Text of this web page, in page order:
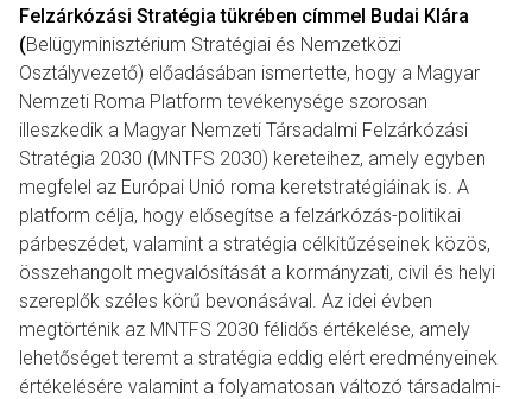
Felzárkózási Stratégia tükrében címmel Budai Klára
(Belügyminisztérium Stratégiai és Nemzetközi
Osztályvezető) előadásában ismertette, hogy a Magyar
Nemzeti Roma Platform tevékenysége szorosan
illeszkedik a Magyar Nemzeti Társadalmi Felzárkózási
Stratégia 2030 (MNTFS 2030) kereteihez, amely egyben
megfelel az Európai Unió roma keretstratégiáinak is. A
platform célja, hogy elősegítse a felzárkózás-politikai
párbeszédet, valamint a stratégia célkitűzéseinek közös,
összehangolt megvalósítását a kormányzati, civil és helyi
szereplők széles körű bevonásával. Az idei évben
megtörténik az MNTFS 2030 félidős értékelése, amely
lehetőséget teremt a stratégia eddig elért eredményeinek
értékelésére valamint a folyamatosan változó társadalmi-